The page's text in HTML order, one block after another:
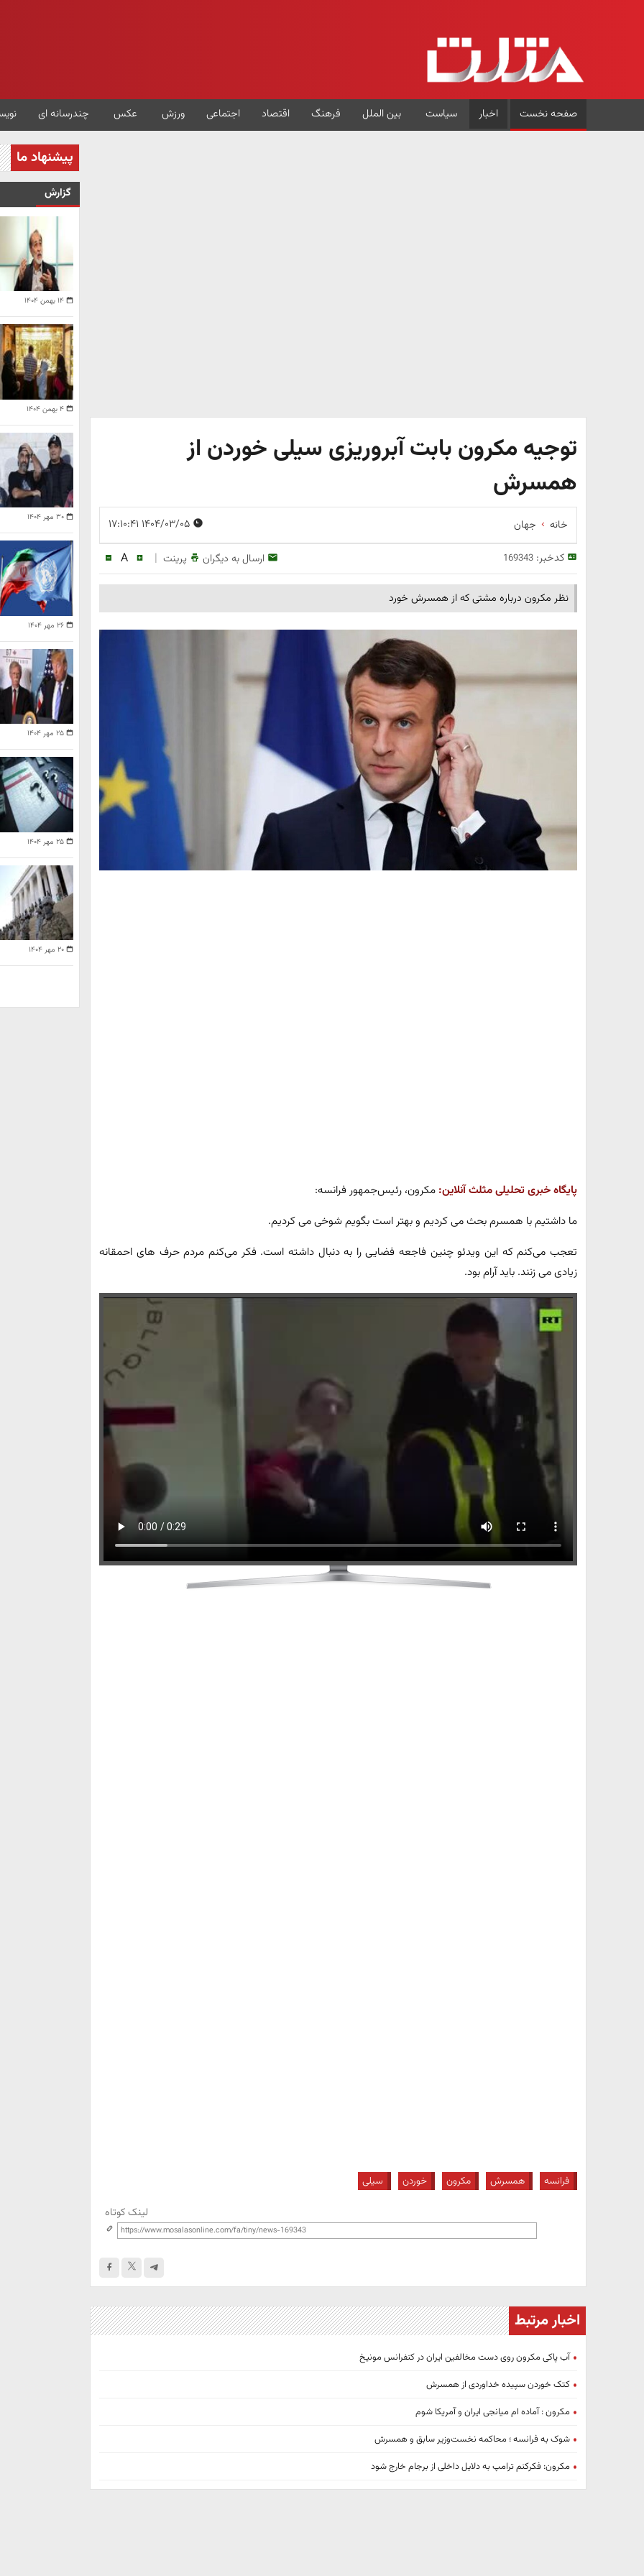
صفحه نخست اخبار سیاست بین الملل فرهنگ اقتصاد اجتماعی ورزش عکس چندرسانه ای
توجیه مکرون بابت آبروریزی سیلی خوردن از
همسرش
خانه جهان
کدخبر:169343 ارسال به دیگران پرینت |
A
نظر مکرون درباره مشتی که از همسرش خورد
پایگاه خبری تحلیلی مثلث آنلاین: مکرون، رئیس‌جمهور فرانسه:
ما داشتیم با همسرم بحث می کردیم و بهتر است بگویم شوخی می کردیم.
تعجب می‌کنم که این ویدئو چنین فاجعه فضایی را به دنبال داشته است. فکر می‌کنم مردم حرف های احمقانه
زیادی می زنند. باید آرام بود.
فرانسه همسرش مکرون خوردن سیلی
لینک کوتاه
اخبار مرتبط
آب پاکی مکرون روی دست مخالفین ایران در کنفرانس مونیخ
کتک خوردن سپیده خداوردی از همسرش
مکرون : آماده ام میانجی ایران و آمریکا شوم
شوک به فرانسه ؛ محاکمه نخست‌وزیر سابق و همسرش
مکرون: فکرکنم ترامپ به دلایل داخلی از برجام خارج شود
پیشنهاد ما
گزارش
۱۴ بهمن ۱۴۰۴
۴ بهمن ۱۴۰۴
۳۰ مهر ۱۴۰۴
۲۶ مهر ۱۴۰۴
۲۵ مهر ۱۴۰۴
۲۵ مهر ۱۴۰۴
۲۰ مهر ۱۴۰۴